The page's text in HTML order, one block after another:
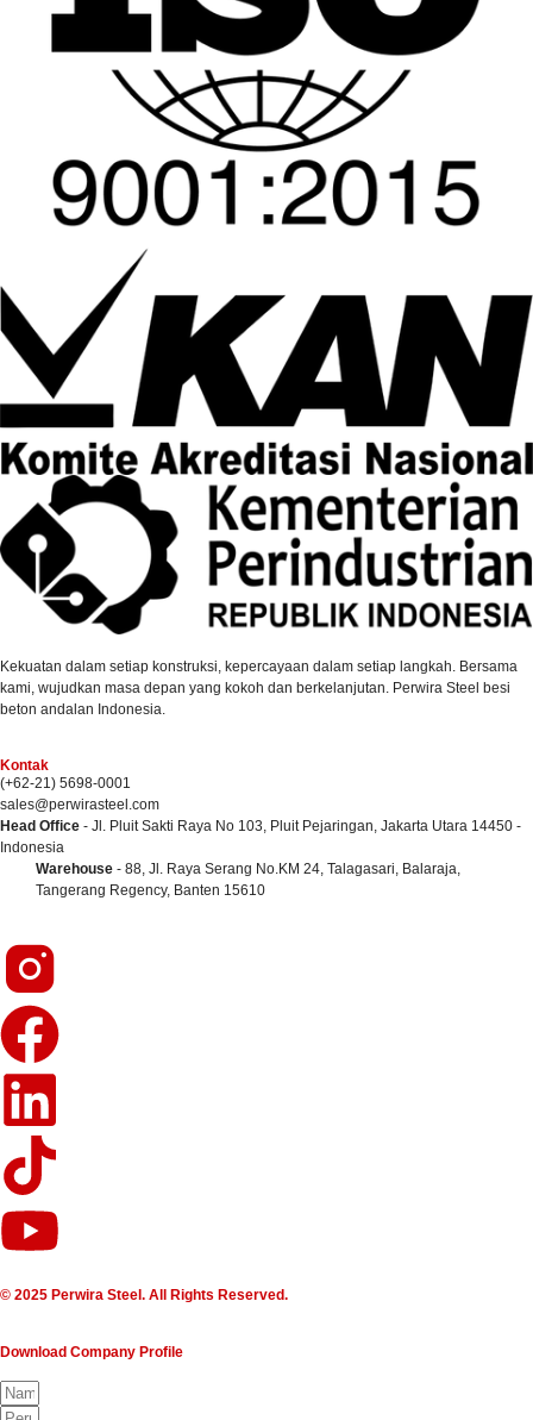
Kekuatan dalam setiap konstruksi, kepercayaan dalam setiap langkah. Bersama
kami, wujudkan masa depan yang kokoh dan berkelanjutan. Perwira Steel besi
beton andalan Indonesia.
Kontak
(+62-21) 5698-0001
sales@perwirasteel.com
Head Office - Jl. Pluit Sakti Raya No 103, Pluit Pejaringan, Jakarta Utara 14450 -
Indonesia
Warehouse - 88, Jl. Raya Serang No.KM 24, Talagasari, Balaraja,
Tangerang Regency, Banten 15610
© 2025 Perwira Steel. All Rights Reserved.
Download Company Profile